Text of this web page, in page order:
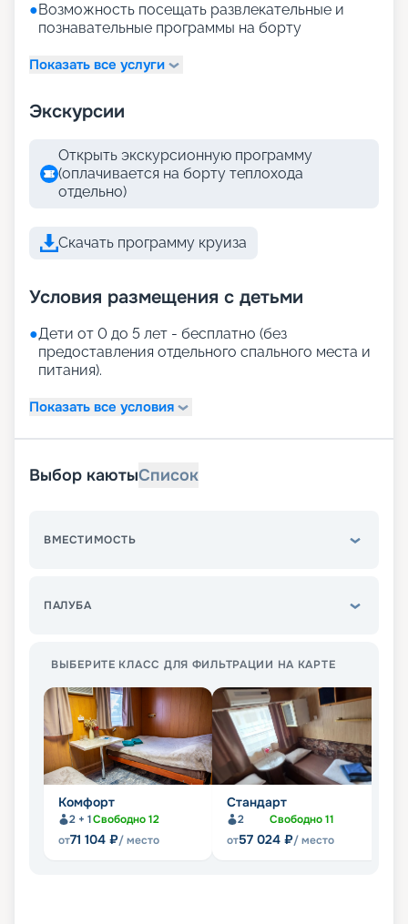
●Возможность посещать развлекательные и
познавательные программы на борту
Показать все услуги
Экскурсии
Открыть экскурсионную программу
(оплачивается на борту теплохода
отдельно)
Скачать программу круиза
Условия размещения с детьми
●Дети от 0 до 5 лет - бесплатно (без
предоставления отдельного спального места и
питания).
Показать все условия
Выбор каютыСписок
ВМЕСТИМОСТЬ
ПАЛУБА
ВЫБЕРИТЕ КЛАСС ДЛЯ ФИЛЬТРАЦИИ НА КАРТЕ
Комфорт
2 + 1Свободно12
от71 104 ₽/ место
Стандарт
2 Свободно11
от57 024 ₽/ место